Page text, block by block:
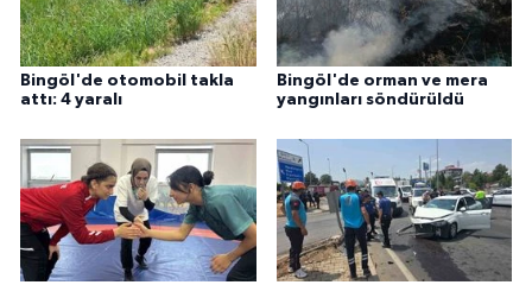
Bingöl'de otomobil takla
attı: 4 yaralı
Bingöl'de orman ve mera
yangınları söndürüldü